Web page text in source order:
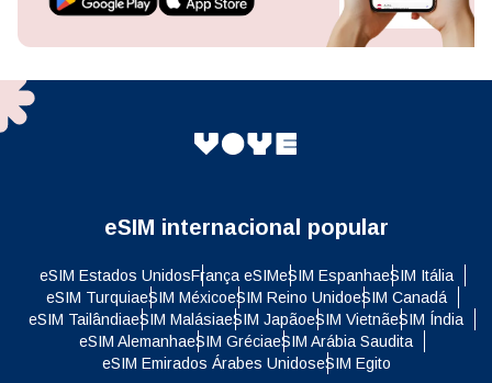
eSIM internacional popular
eSIM Estados UnidosFrança eSIMeSIM EspanhaeSIM Itália
eSIM TurquiaeSIM MéxicoeSIM Reino UnidoeSIM Canadá
eSIM TailândiaeSIM MalásiaeSIM JapãoeSIM VietnãeSIM Índia
eSIM AlemanhaeSIM GréciaeSIM Arábia Saudita
eSIM Emirados Árabes UnidoseSIM Egito